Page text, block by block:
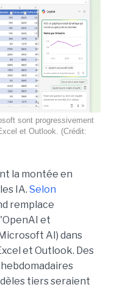
sont progressivement
et Outlook. (Crédit:
la montée en
IA. Selon
remplace
et
AI) dans
et Outlook. Des
tiers seraient